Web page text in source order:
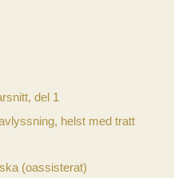
del 1
helst med tratt
(oassisterat)